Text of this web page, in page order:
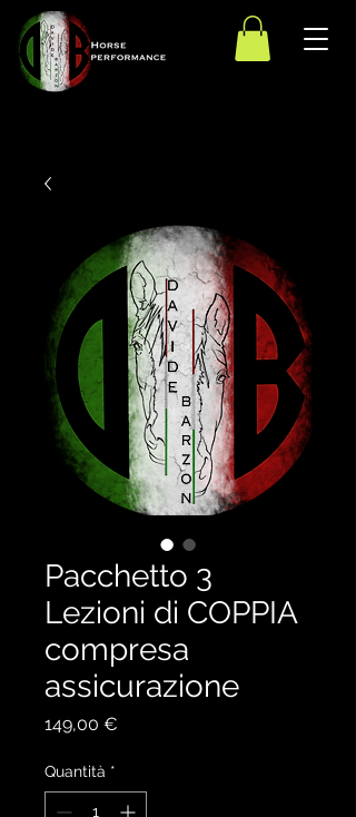
Pacchetto 3
Lezioni di COPPIA
compresa
assicurazione
149,00 €
Quantità *